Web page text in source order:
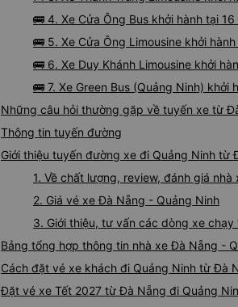
🚌 4. Xe Cửa Ông Bus khởi hành tại
🚌 5. Xe Cửa Ông Limousine khởi
🚌 6. Xe Duy Khánh Limousine khởi
🚌 7. Xe Green Bus (Quảng Ninh)
Những câu hỏi thường gặp về tuyến xe từ
Thông tin tuyến đường
Giới thiệu tuyến đường xe đi Quảng Ninh từ
1. Về chất lượng, review, đánh giá
2. Giá vé xe Đà Nẵng - Quảng Ninh
3. Giới thiệu, tư vấn các dòng xe
Bảng tổng hợp thông tin nhà xe Đà Nẵng -
Cách đặt vé xe khách đi Quảng Ninh từ Đà
Đặt vé xe Tết 2027 từ Đà Nẵng đi Quảng